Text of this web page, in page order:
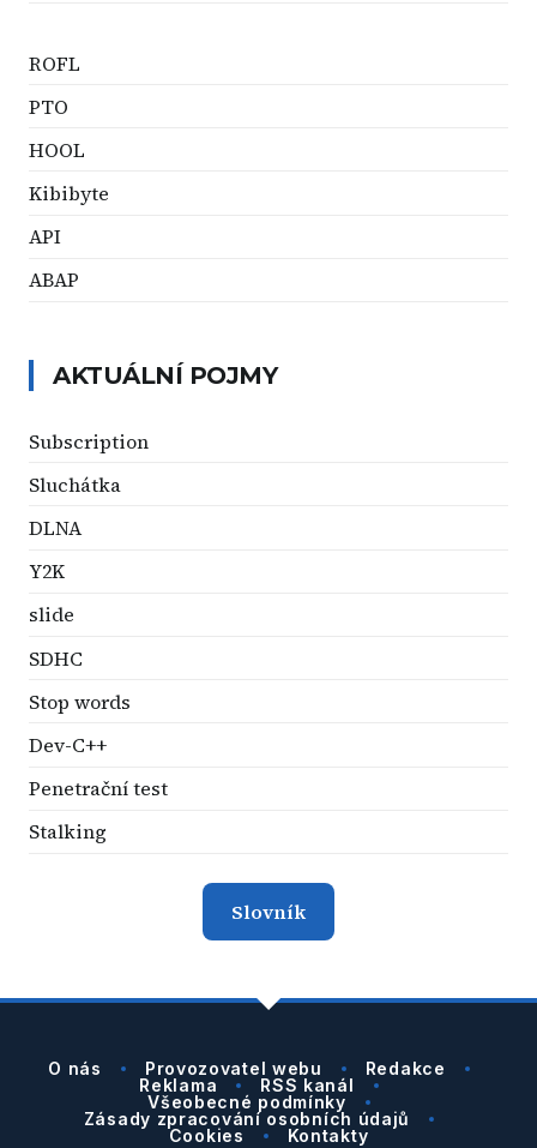
ROFL
PTO
HOOL
Kibibyte
API
ABAP
AKTUÁLNÍ POJMY
Subscription
Sluchátka
DLNA
Y2K
slide
SDHC
Stop words
Dev-C++
Penetrační test
Stalking
Slovník
O nás Provozovatel webu
Redakce
Reklama
RSS kanál
Všeobecné podmínky
Zásady zpracování osobních údajů
Cookies
Kontakty